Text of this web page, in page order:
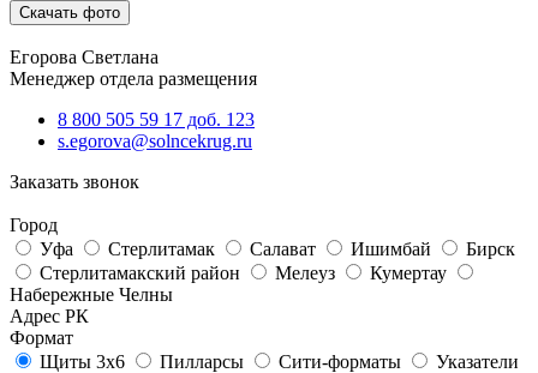
Скачать фото
Егорова Светлана
Менеджер отдела размещения
8 800 505 59 17 доб. 123
s.egorova@solncekrug.ru
Заказать звонок
Город
Уфа
Стерлитамак Салават Ишимбай
Бирск
Стерлитамакский район
Мелеуз
Кумертау
Набережные Челны
Адрес РК
Формат
Щиты 3х6
Пилларсы Сити-форматы
Указатели